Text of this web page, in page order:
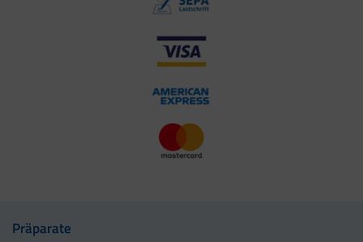
Präparate